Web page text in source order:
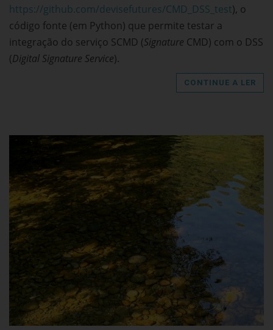
https://github.com/devisefutures/CMD_DSS_test), o
código fonte (em Python) que permite testar a
integração do serviço SCMD (Signature CMD) com o DSS
(Digital Signature Service).
CONTINUE A LER